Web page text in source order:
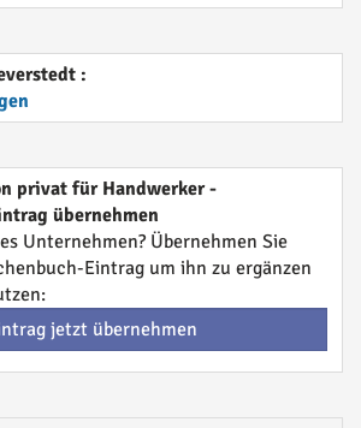
:
privat für Handwerker -
übernehmen
Unternehmen? Übernehmen Sie
Eintrag um ihn zu ergänzen
jetzt übernehmen